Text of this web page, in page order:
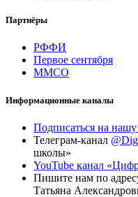
Партнёры
РФФИ
Первое сентября
ММСО
Информационные каналы
Подписаться на
Телеграм-канал
школы»
YouTube канал
Пишите нам по
Татьяна